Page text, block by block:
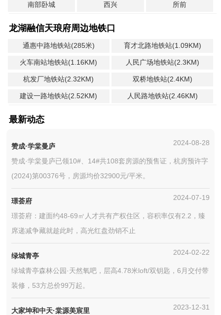
南部卧城 西兴 所前
龙湖融信天琅府周边地铁口
通惠中路地铁站(285米) 育才北路地铁站(1.09KM)
火车南站地铁站(1.16KM) 人民广场地铁站(2.3KM)
杭发厂地铁站(2.32KM) 双桥地铁站(2.4KM)
建设一路地铁站(2.52KM) 人民路地铁站(2.46KM)
最新动态
赞成·学棠曼庐 2024-08-28
赞成·学棠曼庐已领10#、14#共108套房源的预售证，杭房预许字
(2024)第00376号，房源均价32900元/平米。
璟荟府 2024-07-19
璟荟府：建面约48-69㎡人才共有产权住区，容积率仅有2.2，臻
席递减争藏就趁此时，高光红盘劲销不止
绿城青亭 2024-02-22
绿城青亭森林公园·天然氧吧，层高4.78米loft/双钥匙，6月交付带
装修，53方总价99万起。
大家坤和中天·棠源美宸里 2023-12-31